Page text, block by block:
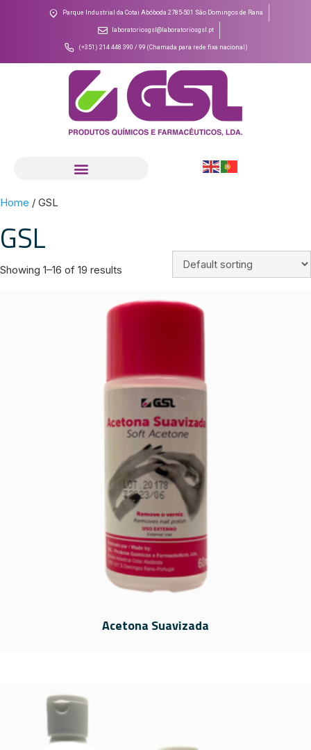
Parque Industrial da Cotai Abóboda 2785-501 São Domingos de Rana
laboratoriosgsl@laboratoriosgsl.pt
(+351) 214 448 390 / 99 (Chamada para rede fixa nacional)
Home / GSL
GSL
Showing 1–16 of 19 results
Acetona Suavizada